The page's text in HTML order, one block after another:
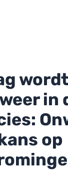
in
op